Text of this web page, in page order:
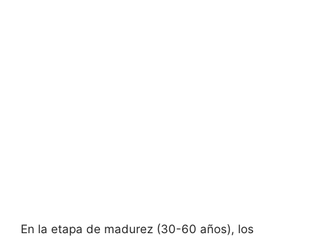
En la‌ etapa de madurez (30-60 años),​ los